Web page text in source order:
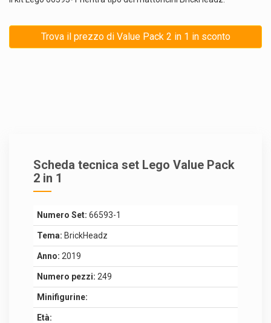
Trova il prezzo di Value Pack 2 in 1 in sconto
Scheda tecnica set Lego Value Pack
2 in 1
Numero Set: 66593-1
Tema: BrickHeadz
Anno: 2019
Numero pezzi: 249
Minifigurine:
Età: